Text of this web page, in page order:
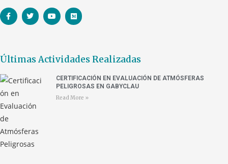
Últimas Actividades Realizadas
CERTIFICACIÓN EN EVALUACIÓN DE ATMÓSFERAS
PELIGROSAS EN GABYCLAU
Read More »